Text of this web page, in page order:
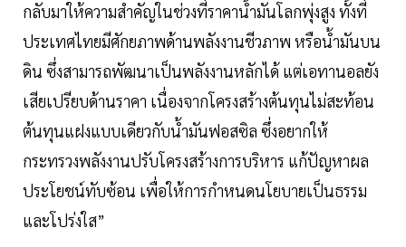
กลับมาให้ความสำคัญในช่วงที่ราคาน้ำมันโลกพุ่งสูง ทั้งที่
ประเทศไทยมีศักยภาพด้านพลังงานชีวภาพ หรือน้ำมันบน
ดิน ซึ่งสามารถพัฒนาเป็นพลังงานหลักได้ แต่เอทานอลยัง
เสียเปรียบด้านราคา เนื่องจากโครงสร้างต้นทุนไม่สะท้อน
ต้นทุนแฝงแบบเดียวกับน้ำมันฟอสซิล ซึ่งอยากให้
กระทรวงพลังงานปรับโครงสร้างการบริหาร แก้ปัญหาผล
ประโยชน์ทับซ้อน เพื่อให้การกำหนดนโยบายเป็นธรรม
และโปร่งใส”